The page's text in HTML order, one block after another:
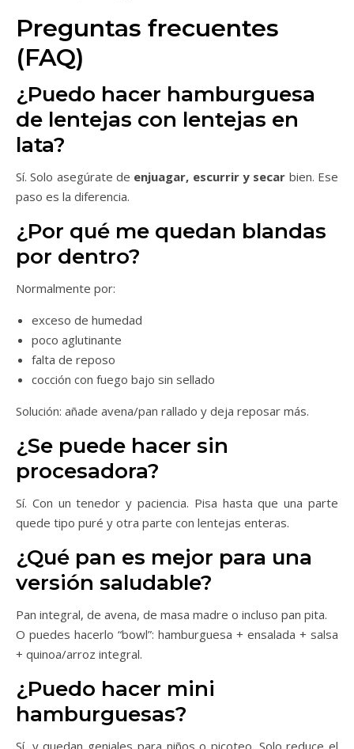
Preguntas frecuentes
(FAQ)
¿Puedo hacer hamburguesa
de lentejas con lentejas en
lata?
Sí. Solo asegúrate de enjuagar, escurrir y secar bien. Ese
paso es la diferencia.
¿Por qué me quedan blandas
por dentro?
Normalmente por:
exceso de humedad
poco aglutinante
falta de reposo
cocción con fuego bajo sin sellado
Solución: añade avena/pan rallado y deja reposar más.
¿Se puede hacer sin
procesadora?
Sí. Con un tenedor y paciencia. Pisa hasta que una parte
quede tipo puré y otra parte con lentejas enteras.
¿Qué pan es mejor para una
versión saludable?
Pan integral, de avena, de masa madre o incluso pan pita.
O puedes hacerlo “bowl”: hamburguesa + ensalada + salsa
+ quinoa/arroz integral.
¿Puedo hacer mini
hamburguesas?
Sí, y quedan geniales para niños o picoteo. Solo reduce el